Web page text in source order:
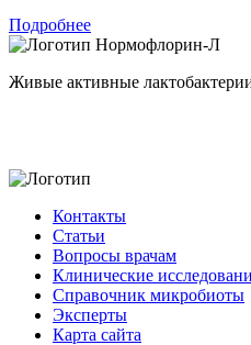
Подробнее
Нормофлорин-Л
Живые активные
Контакты
Статьи
Вопросы врачам
Клинические
Справочник микробиоты
Эксперты
Карта сайта